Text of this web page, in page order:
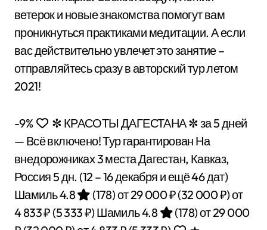
ветерок и новые знакомства помогут вам
проникнуться практиками медитации. А если
вас действительно увлечет это занятие –
отправляйтесь сразу в авторский тур летом
2021!
-9%
✼ КРАСОТЫ ДАГЕСТАНА ✼ за 5 дней
— Всё включено! Тур гарантирован На
внедорожниках 3 места Дагестан, Кавказ,
Россия5 дн. (12 – 16 декабря и ещё 46 дат)
Шамиль 4.8
(178)от 29 000 ₽(32 000 ₽)от
4 833 ₽ (5 333 ₽)Шамиль 4.8 (178)от 29 000